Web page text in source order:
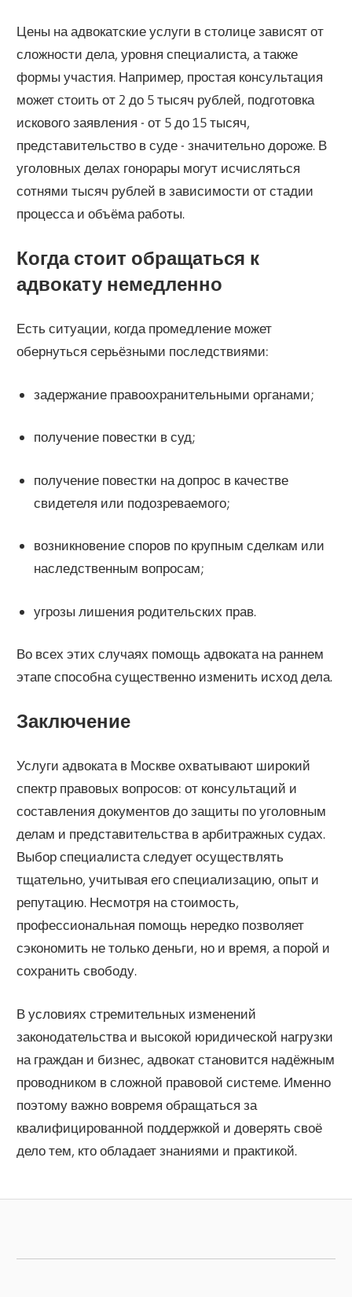
Цены на адвокатские услуги в столице зависят от
сложности дела, уровня специалиста, а также
формы участия. Например, простая консультация
может стоить от 2 до 5 тысяч рублей, подготовка
искового заявления - от 5 до 15 тысяч,
представительство в суде - значительно дороже. В
уголовных делах гонорары могут исчисляться
сотнями тысяч рублей в зависимости от стадии
процесса и объёма работы.
Когда стоит обращаться к
адвокату немедленно
Есть ситуации, когда промедление может
обернуться серьёзными последствиями:
задержание правоохранительными органами;
получение повестки в суд;
получение повестки на допрос в качестве
свидетеля или подозреваемого;
возникновение споров по крупным сделкам или
наследственным вопросам;
угрозы лишения родительских прав.
Во всех этих случаях помощь адвоката на раннем
этапе способна существенно изменить исход дела.
Заключение
Услуги адвоката в Москве охватывают широкий
спектр правовых вопросов: от консультаций и
составления документов до защиты по уголовным
делам и представительства в арбитражных судах.
Выбор специалиста следует осуществлять
тщательно, учитывая его специализацию, опыт и
репутацию. Несмотря на стоимость,
профессиональная помощь нередко позволяет
сэкономить не только деньги, но и время, а порой и
сохранить свободу.
В условиях стремительных изменений
законодательства и высокой юридической нагрузки
на граждан и бизнес, адвокат становится надёжным
проводником в сложной правовой системе. Именно
поэтому важно вовремя обращаться за
квалифицированной поддержкой и доверять своё
дело тем, кто обладает знаниями и практикой.